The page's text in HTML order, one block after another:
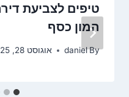
טיפים לצביעת
המון כסף
By
daniel אוגוסט 28, 2025